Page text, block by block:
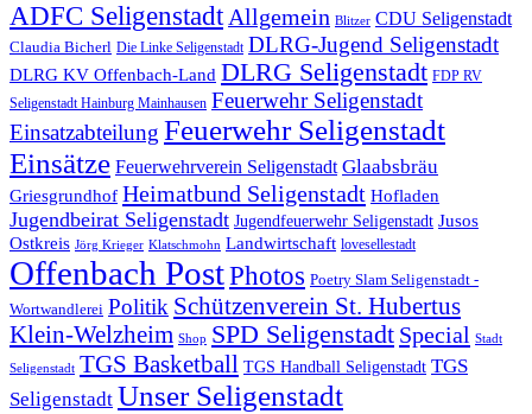
ADFC SeligenstadtAllgemein Blitzer CDU Seligenstadt
Claudia Bicherl Die Linke Seligenstadt DLRG-Jugend Seligenstadt
DLRG KV Offenbach-Land DLRG Seligenstadt FDP RV
Seligenstadt Hainburg Mainhausen Feuerwehr Seligenstadt
Einsatzabteilung Feuerwehr Seligenstadt
Einsätze Feuerwehrverein Seligenstadt Glaabsbräu
Griesgrundhof Heimatbund Seligenstadt Hofladen
Jugendbeirat Seligenstadt Jugendfeuerwehr Seligenstadt Jusos
Ostkreis Jörg Krieger Klatschmohn Landwirtschaft lovesellestadt
Offenbach PostPhotos Poetry Slam Seligenstadt -
Wortwandlerei Politik Schützenverein St. Hubertus
Klein-Welzheim Shop SPD Seligenstadt Special Stadt
Seligenstadt TGS Basketball TGS Handball Seligenstadt TGS
Seligenstadt Unser Seligenstadt